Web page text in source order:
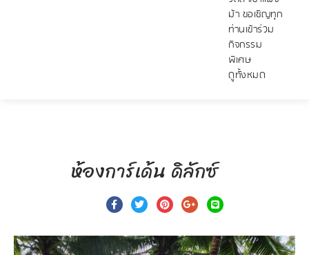
ม้า ขอเชิญทุก
ท่านเข้าร่วม
กิจกรรม
พิเศษ
ดูทั้งหมด
ห้องการ์เด้น ดิลักซ์